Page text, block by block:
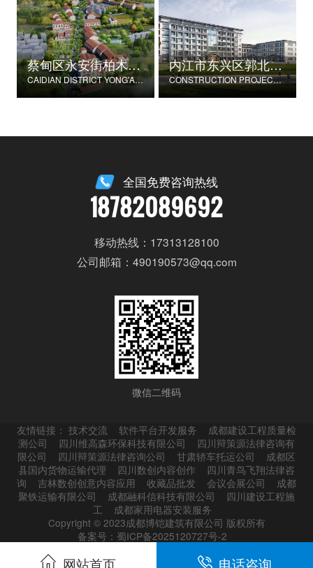
蔡甸区永安街柏木村郭家庄湾省级美丽乡村试点建设项目
CAIDIAN DISTRICT YONG'AN STREET CYPRESS VILLAGE GUOJIAZHUANG BAY PROVINCIAL BEAUTIFUL VILLAGE PILOT CONSTRUCTION PROJECT
内江市东兴区郭北养老服务中心建设项目
CONSTRUCTION PROJECT OF GUOBEI ELDERLY SERVICE CENTER IN DONGXING DISTRICT, NEIJIANG CITY
全国免费咨询热线
18782089692
移动热线：17313128100
公司邮箱：490190573@qq.com
微信二维码
友情链接：技术交流 软件平台开发服务
成都建设工程质量检
测公司
四川维高森环保科技有限公司
四川辩策源法律咨询有
限公司
四川辩策源法律咨询公司 甘肃轿车托运公司
成都区
县国内货物运输代理
四川数创内容创作
四川青鸟飞翔法律咨
询
吉林数创创意内容应用 收藏品批发 会议会展公司
成都
聚铁运输有限公司
成都融科信科技有限公司
四川建设工程施
工
成都家用电器安装服务
Copyright © 2023成都博铠建筑有限公司 版权所有
备案号：蜀ICP备2025120727号-2
网站首页 电话咨询